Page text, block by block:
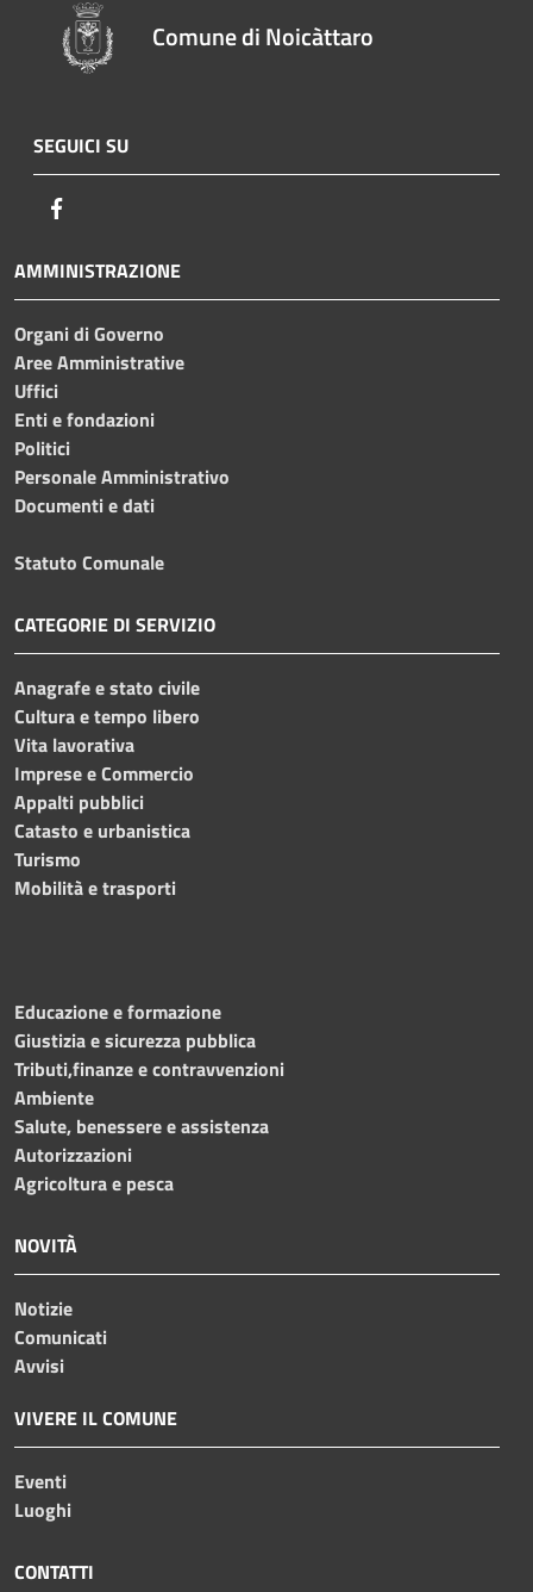
Comune di Noicàttaro
SEGUICI SU
AMMINISTRAZIONE
Organi di Governo
Aree Amministrative
Uffici
Enti e fondazioni
Politici
Personale Amministrativo
Documenti e dati
Statuto Comunale
CATEGORIE DI SERVIZIO
Anagrafe e stato civile
Cultura e tempo libero
Vita lavorativa
Imprese e Commercio
Appalti pubblici
Catasto e urbanistica
Turismo
Mobilità e trasporti
Educazione e formazione
Giustizia e sicurezza pubblica
Tributi,finanze e contravvenzioni
Ambiente
Salute, benessere e assistenza
Autorizzazioni
Agricoltura e pesca
NOVITÀ
Notizie
Comunicati
Avvisi
VIVERE IL COMUNE
Eventi
Luoghi
CONTATTI